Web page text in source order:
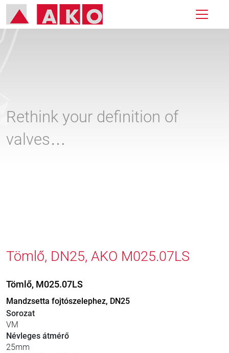
Rethink your definition of
valves…
Tömlő, DN25, AKO M025.07LS
Tömlő, M025.07LS
Mandzsetta fojtószelephez, DN25
Sorozat
VM
Névleges átmérő
25mm